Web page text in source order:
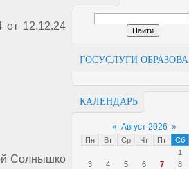
ГОСУСЛУГИ ОБРАЗОВА
КАЛЕНДАРЬ
« Август 2026 »
Пн Вт Ср Чт Пт Сб
1
3
4 5 6 7 8
от 12.12.24
Солнышко